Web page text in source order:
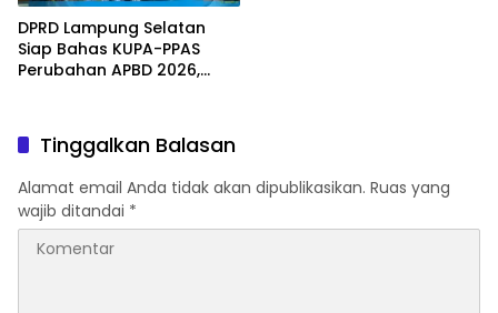
DPRD Lampung Selatan
Siap Bahas KUPA-PPAS
Perubahan APBD 2026,
Tinggalkan Balasan
Alamat email Anda tidak akan dipublikasikan. Ruas yang
wajib ditandai *